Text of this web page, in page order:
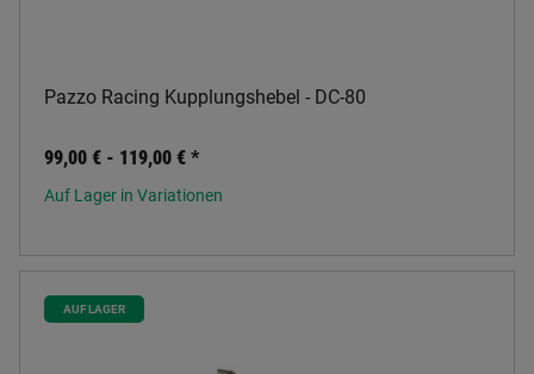
Pazzo Racing Kupplungshebel - DC-80
99,00 € - 119,00 € *
Auf Lager in Variationen
AUF LAGER